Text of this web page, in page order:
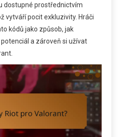
dostupné prostřednictvím
vytváří pocit exkluzivity. Hráči
kódů jako způsob, jak
a zároveň si užívat